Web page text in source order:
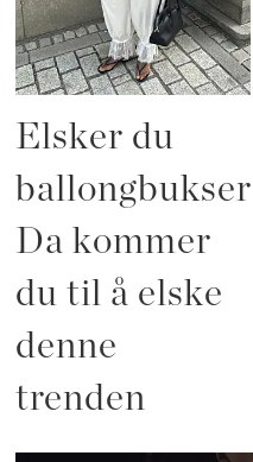
Elsker du
ballongbukser?
Da kommer
du til å elske
denne
trenden